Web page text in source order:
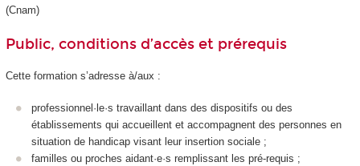
(Cnam)
Public, conditions d’accès et prérequis
Cette formation s’adresse à/aux :
professionnel·le·s travaillant dans des dispositifs ou des
établissements qui accueillent et accompagnent des personnes en
situation de handicap visant leur insertion sociale ;
familles ou proches aidant·e·s remplissant les pré-requis ;